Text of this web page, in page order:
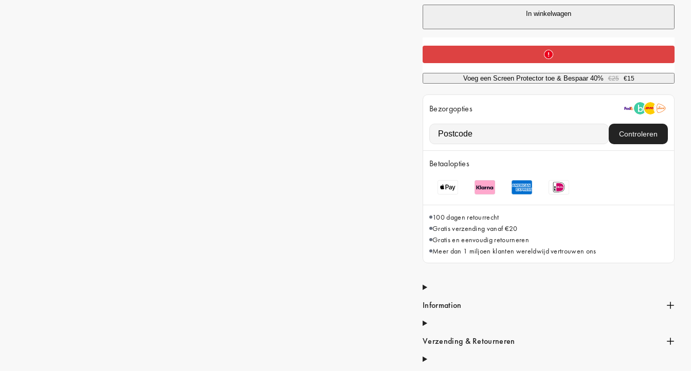
r
In winkelwagen
Voeg een Screen Protector toe & Bespaar 40% €25 €15
Bezorgopties
Controleren
Betaalopties
100 dagen retourrecht
Gratis verzending vanaf €20
Gratis en eenvoudig retourneren
Meer dan 1 miljoen klanten wereldwijd vertrouwen ons
Information
Verzending & Retourneren